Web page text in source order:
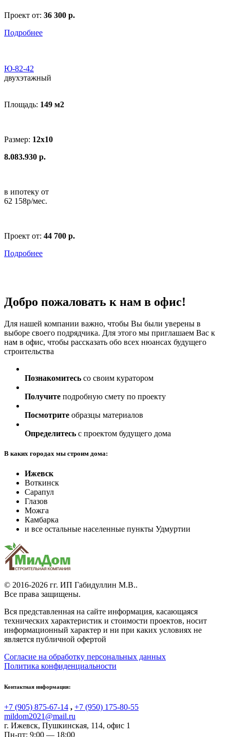
Проект от: 36 300 р.
Подробнее
Ю-82-42
двухэтажный
Площадь: 149 м2
Размер: 12x10
8.083.930 р.
в ипотеку от
62 158р/мес.
Проект от: 44 700 р.
Подробнее
Добро пожаловать к нам в офис!
Для нашей компании важно, чтобы Вы были уверены в
выборе своего подрядчика. Для этого мы приглашаем Вас к
нам в офис, чтобы рассказать обо всех нюансах будущего
строительства
Познакомитесь со своим куратором
Получите подробную смету по проекту
Посмотрите образцы материалов
Определитесь с проектом будущего дома
В каких городах мы строим дома:
Ижевск
Воткинск
Сарапул
Глазов
Можга
Камбарка
и все остальные населенные пункты Удмуртии
© 2016-2026 гг. ИП Габидуллин М.В..
Все права защищены.
Вся представленная на сайте информация, касающаяся
технических характеристик и стоимости проектов, носит
информационный характер и ни при каких условиях не
является публичной офертой
Согласие на обработку персональных данных
Политика конфиденциальности
Контактная информация:
+7 (905) 875-67-14 , +7 (950) 175-80-55
mildom2021@mail.ru
г. Ижевск, Пушкинская, 114, офис 1
Пн-пт: 9:00 — 18:00